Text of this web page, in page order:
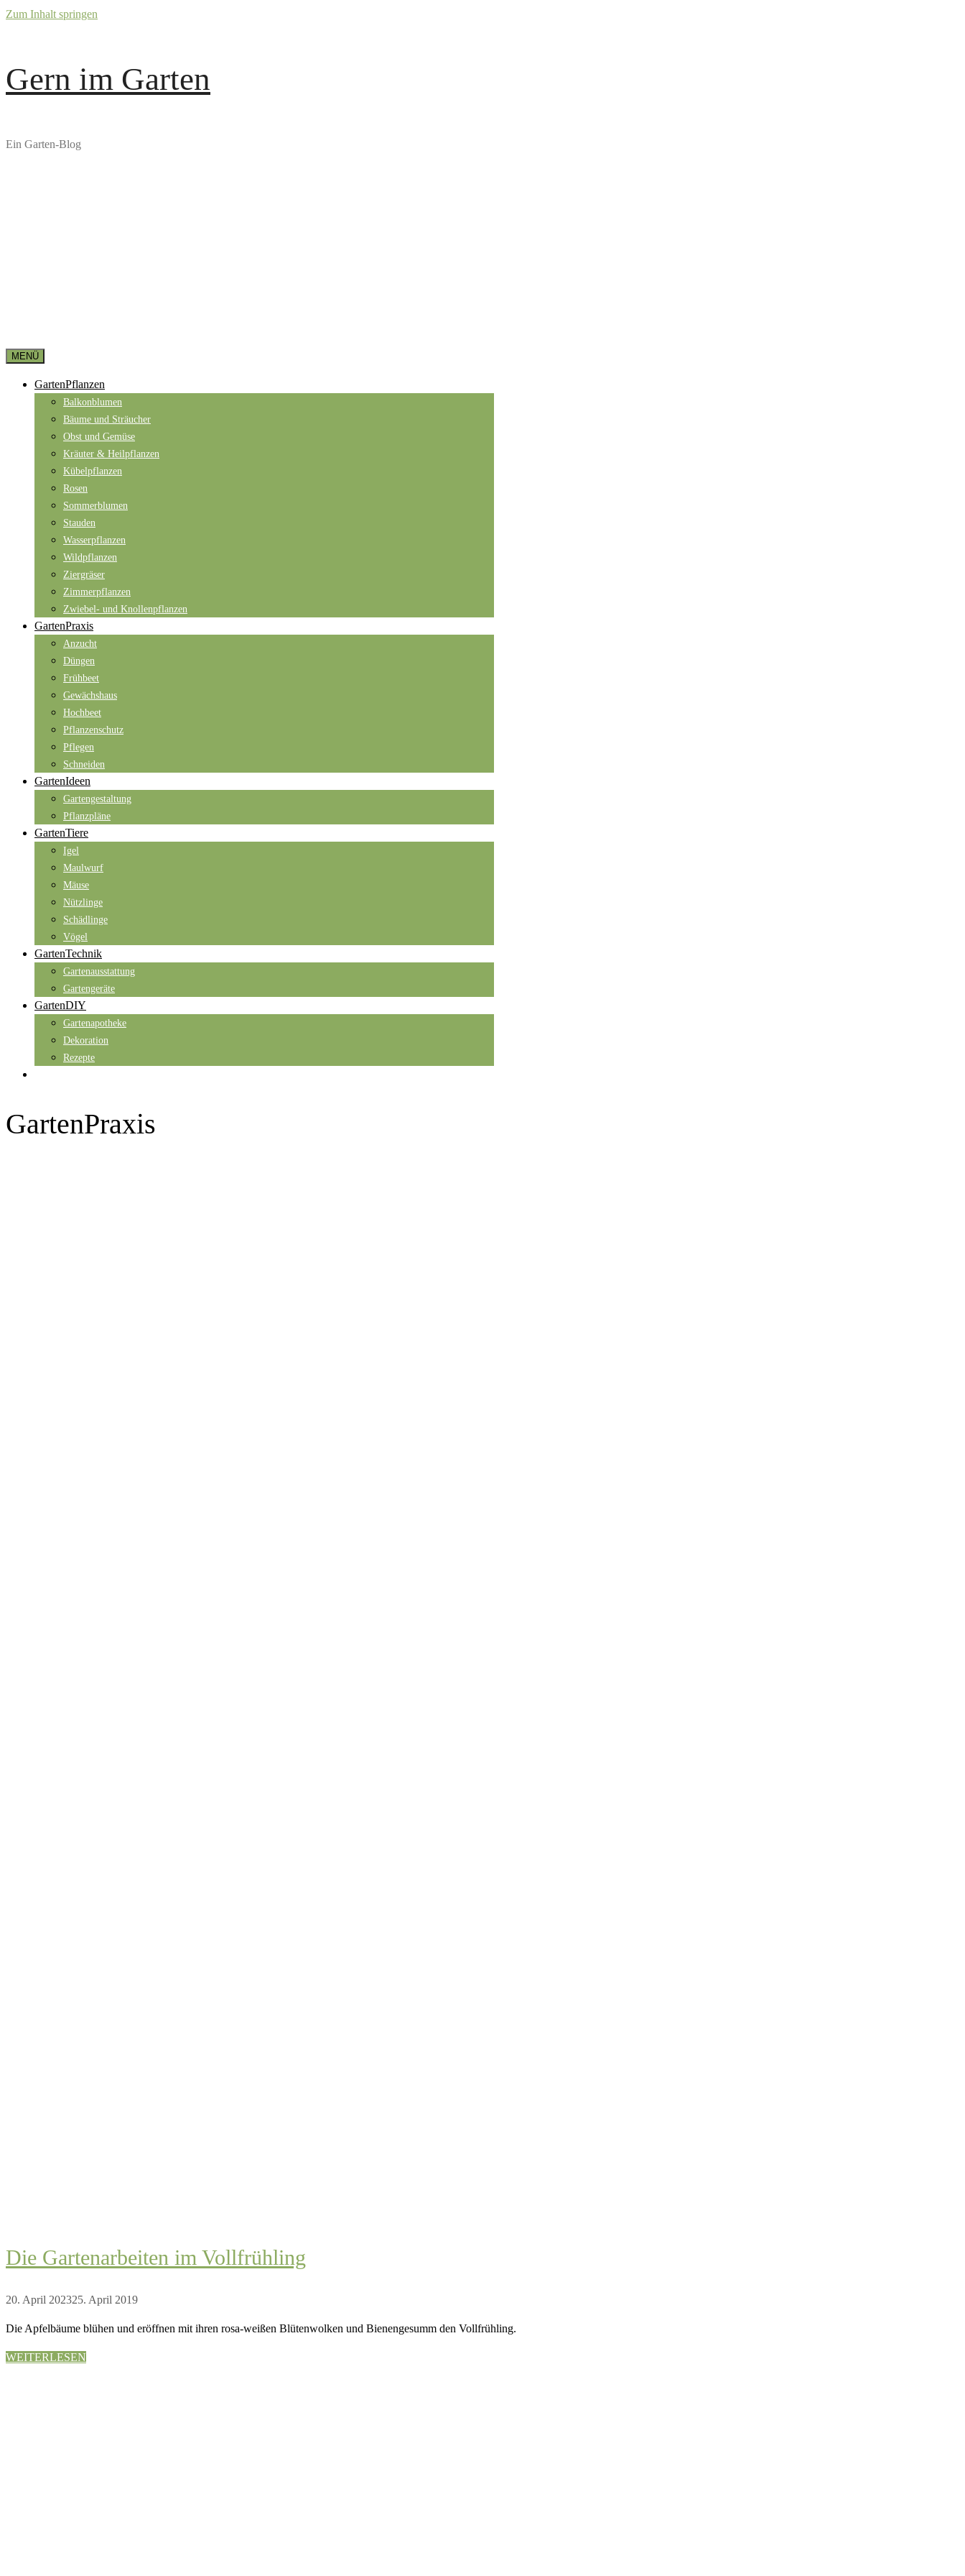
Zum Inhalt springen
Gern im Garten
Ein Garten-Blog
MENÜ
GartenPflanzen
Balkonblumen
Bäume und Sträucher
Obst und Gemüse
Kräuter & Heilpflanzen
Kübelpflanzen
Rosen
Sommerblumen
Stauden
Wasserpflanzen
Wildpflanzen
Ziergräser
Zimmerpflanzen
Zwiebel- und Knollenpflanzen
GartenPraxis
Anzucht
Düngen
Frühbeet
Gewächshaus
Hochbeet
Pflanzenschutz
Pflegen
Schneiden
GartenIdeen
Gartengestaltung
Pflanzpläne
GartenTiere
Igel
Maulwurf
Mäuse
Nützlinge
Schädlinge
Vögel
GartenTechnik
Gartenausstattung
Gartengeräte
GartenDIY
Gartenapotheke
Dekoration
Rezepte
GartenPraxis
Die Gartenarbeiten im Vollfrühling
20. April 202325. April 2019
Die Apfelbäume blühen und eröffnen mit ihren rosa-weißen Blütenwolken und Bienengesumm den Vollfrühling.
WEITERLESEN